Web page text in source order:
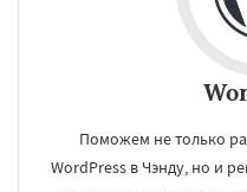
Поможем не только
WordPress в Чэнду, но и